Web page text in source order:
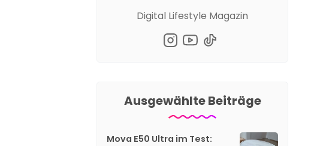
Digital Lifestyle Magazin
Ausgewählte Beiträge
Mova E50 Ultra im Test: